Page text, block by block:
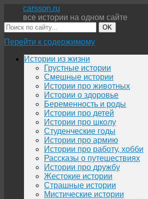
carsson.ru
все истории на одном сайте
OK
Перейти к содержимому
Истории из жизни
Грустные истории
Смешные истории
Истории про животных
Истории о здоровье
Беременность и роды
Истории про детей
Истории про школу
Студенческие годы
Истории про армию
Истории про работу, хобби
Рассказы о путешествиях
Истории про дружбу
Жестокие истории
Страшные истории
Мистические истории